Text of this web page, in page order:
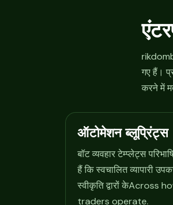
गए हैं।
करने में
ऑटोमेशन ब्लूप्रिंट्स
बॉट व्यवहार टेम्प्लेट्स
हैं कि स्वचालित व्यापारी
स्वीकृति द्वारों केAcross
traders operate.